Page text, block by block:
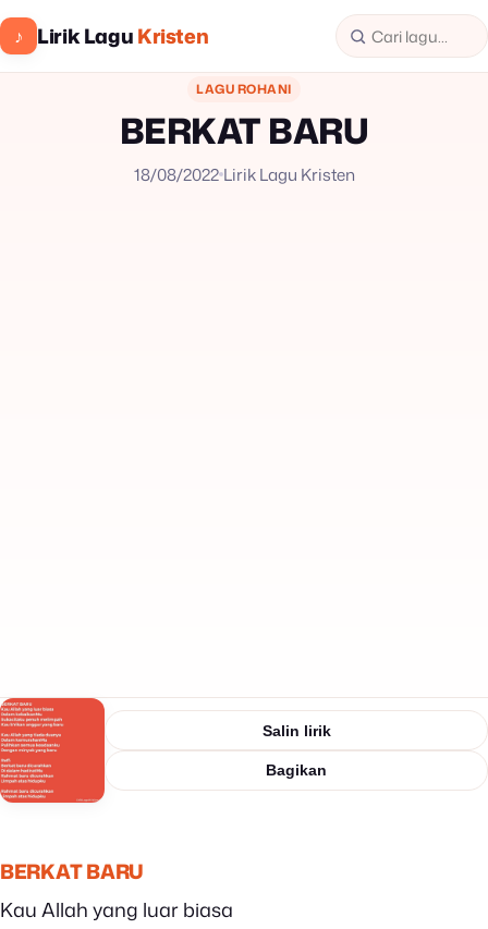
♪ Lirik LaguKristen
LAGU ROHANI
BERKAT BARU
18/08/2022Lirik Lagu Kristen
Salin lirik
Bagikan
BERKAT BARU
Kau Allah yang luar biasa